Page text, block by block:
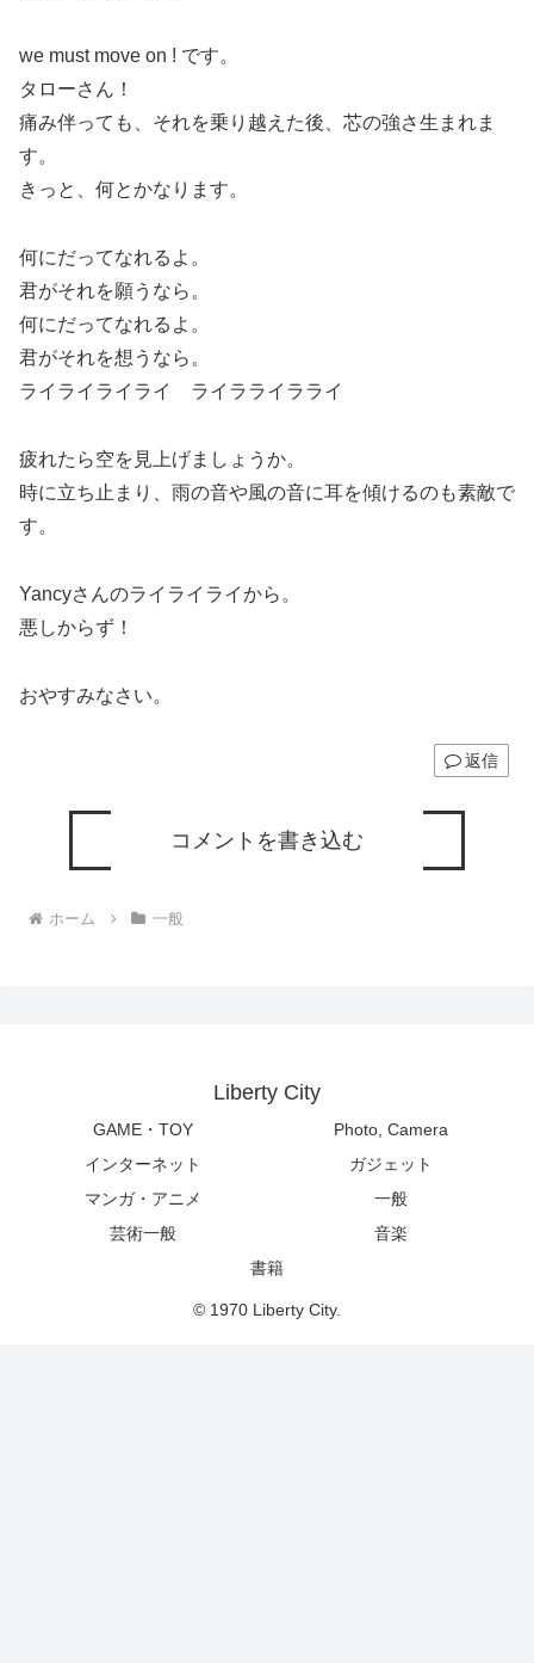
we must move on ! です。
タローさん！
痛み伴っても、それを乗り越えた後、芯の強さ生まれま
す。
きっと、何とかなります。
何にだってなれるよ。
君がそれを願うなら。
何にだってなれるよ。
君がそれを想うなら。
ライライライライ ライラライラライ
疲れたら空を見上げましょうか。
時に立ち止まり、雨の音や風の音に耳を傾けるのも素敵で
す。
Yancyさんのライライライから。
悪しからず！
おやすみなさい。
返信
コメントを書き込む
ホーム 一般
Liberty City
GAME・TOY
Photo, Camera
インターネット
ガジェット
マンガ・アニメ
一般
芸術一般
音楽
書籍
© 1970 Liberty City.